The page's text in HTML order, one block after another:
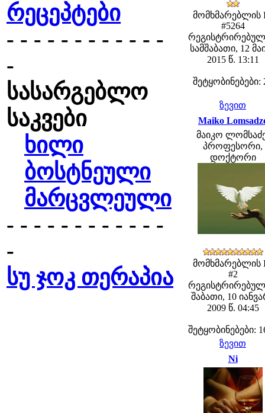
რეცეპტები
- - - - - - - - - - - -
-
სასარგებლო
საკვები
ხილი
ბოსტნეული
მარცვლეული
- - - - - - - - - - - -
-
სუ ჯოკ თერაპია
მომხმარებლის
#5264
სამშაბათი, 12
2015 წ. 13:11
შეტყობინებები:
ზევით
Maiko
მაიკო
პროფესორი,
დოქტორი
მომხმარებლის
#2
შაბათი, 10
2009 წ. 04:45
შეტყობინებები:
ზევით
Ni